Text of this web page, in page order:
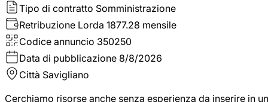
Tipo di contratto Somministrazione
Retribuzione Lorda 1877.28 mensile
Codice annuncio 350250
Data di pubblicazione 8/8/2026
Città Savigliano
Cerchiamo risorse anche senza esperienza da inserire in un